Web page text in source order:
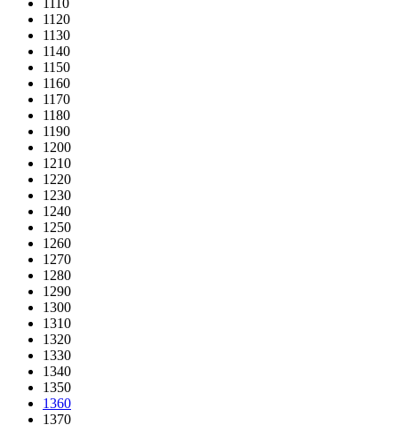
1110
1120
1130
1140
1150
1160
1170
1180
1190
1200
1210
1220
1230
1240
1250
1260
1270
1280
1290
1300
1310
1320
1330
1340
1350
1360
1370